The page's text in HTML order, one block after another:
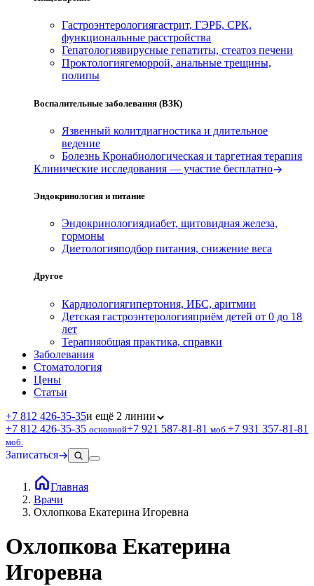
Гастроэнтерологиягастрит, ГЭРБ, СРК,
функциональные расстройства
Гепатологиявирусные гепатиты, стеатоз печени
Проктологиягеморрой, анальные трещины,
полипы
Воспалительные заболевания (ВЗК)
Язвенный колитдиагностика и длительное
ведение
Болезнь Кронабиологическая и таргетная терапия
Клинические исследования — участие бесплатно
Эндокринология и питание
Эндокринологиядиабет, щитовидная железа,
гормоны
Диетологияподбор питания, снижение веса
Другое
Кардиологиягипертония, ИБС, аритмии
Детская гастроэнтерологияприём детей от 0 до 18
лет
Терапияобщая практика, справки
Заболевания
Стоматология
Цены
Статьи
+7 812 426‑35‑35и ещё 2 линии
+7 812 426‑35‑35 основной+7 921 587‑81‑81 моб. +7 931 357‑81‑81
моб.
Записаться
Главная
Врачи
Охлопкова Екатерина Игоревна
Охлопкова Екатерина
Игоревна